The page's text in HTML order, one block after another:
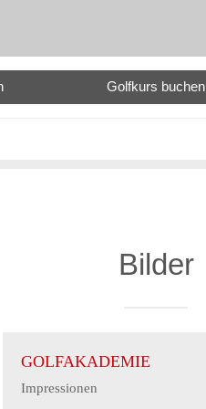
Golfkurs buchen
Bilder
GOLFAKADEMIE
Impressionen